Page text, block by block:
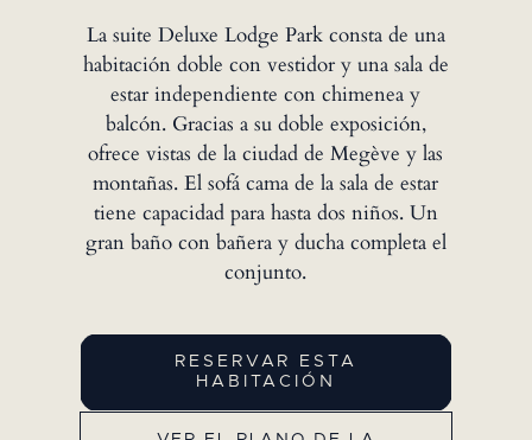
La suite Deluxe Lodge Park consta de una
habitación doble con vestidor y una sala de
estar independiente con chimenea y
balcón. Gracias a su doble exposición,
ofrece vistas de la ciudad de Megève y las
montañas. El sofá cama de la sala de estar
tiene capacidad para hasta dos niños. Un
gran baño con bañera y ducha completa el
conjunto.
RESERVAR ESTA
HABITACIÓN